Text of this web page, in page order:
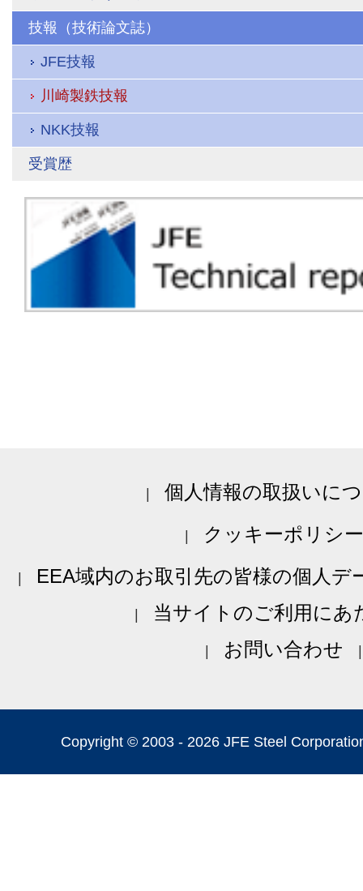
技報（技術論文誌）
JFE技報
川崎製鉄技報
NKK技報
受賞歴
個人情報の取扱いに
クッキーポリシー
EEA域内のお取引先の皆様の個人デ
当サイトのご利用にあ
お問い合わせ
Copyright © 2003 - 2026 JFE Steel